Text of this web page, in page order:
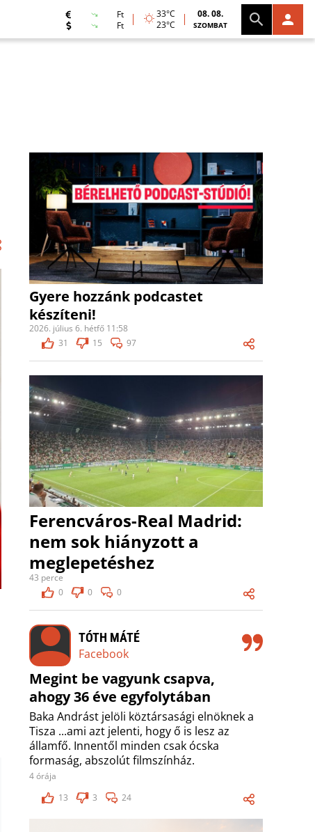
Ft
Ft
33°C
23°C
08. 08.
SZOMBAT
Gyere hozzánk podcastet
készíteni!
2026. július 6. hétfő 11:58
31
15 97
Ferencváros-Real Madrid:
nem sok hiányzott a
meglepetéshez
43 perce
0
0 0
TÓTH MÁTÉ
Facebook
Megint be vagyunk csapva,
ahogy 36 éve egyfolytában
Baka Andrást jelöli köztársasági elnöknek a
Tisza ...ami azt jelenti, hogy ő is lesz az
államfő. Innentől minden csak ócska
formaság, abszolút filmszínház.
4 órája
13
3 24